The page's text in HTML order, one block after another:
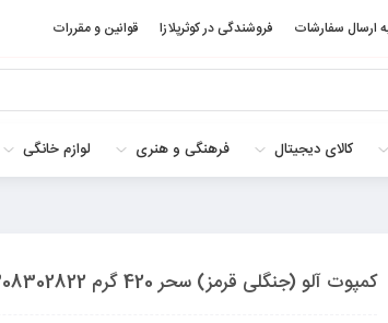
ارسال سفارشات فروشندگی در کوثرپلازا قوانین و مقررات
کالای دیجیتال فرهنگی و هنری لوازم خانگی
کمپوت آلو (جنگلی قرمز) سحر 420 گرم 6260308302822